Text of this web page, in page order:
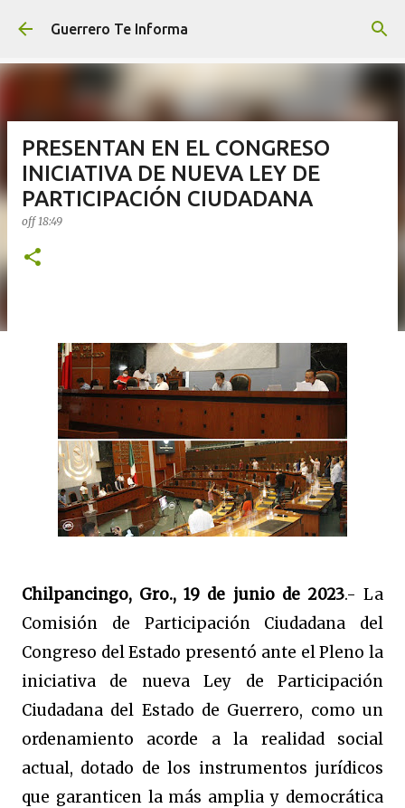
Ir al contenido principal
Guerrero Te Informa
PRESENTAN EN EL CONGRESO
INICIATIVA DE NUEVA LEY DE
PARTICIPACIÓN CIUDADANA
off18:49
Chilpancingo, Gro., 19 de junio de 2023.- La
Comisión de Participación Ciudadana del
Congreso del Estado presentó ante el Pleno la
iniciativa de nueva Ley de Participación
Ciudadana del Estado de Guerrero, como un
ordenamiento acorde a la realidad social
actual, dotado de los instrumentos jurídicos
que garanticen la más amplia y democrática